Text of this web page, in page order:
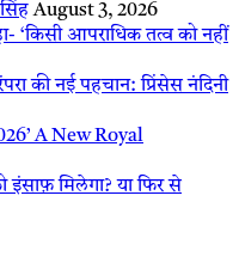
August 3, 2026
‘किसी आपराधिक तत्व को नहीं
की नई पहचान: प्रिंसेस नंदिनी
A New Royal
मिलेगा? या फिर से